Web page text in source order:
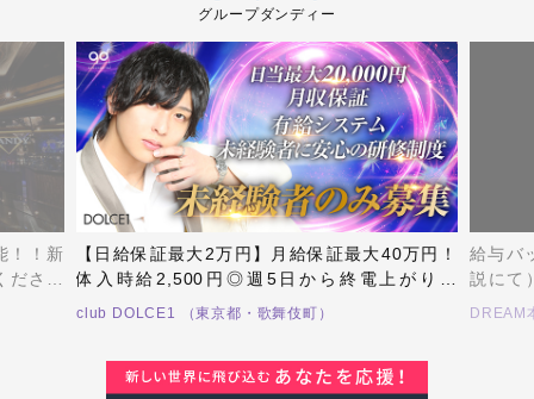
グループダンディー
！！新
さる
【日給保証最大2万円】月給保証最大40万円！
体入時給2,500円◎週5日から終電上がりも
OK！未経験者、経験者大募集！！TikTokでも話
club DOLCE1 （東京都・歌舞伎町）
給与バ
説にて
ーショ
DREAM